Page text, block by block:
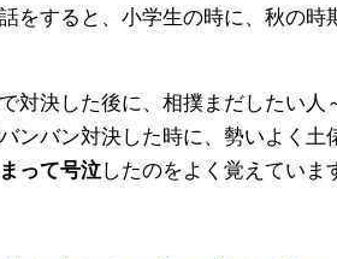
をすると、小学生の時に、秋の時
対決した後に、相撲まだしたい
ンバン対決した時に、勢いよく
って号泣したのをよく覚えていま